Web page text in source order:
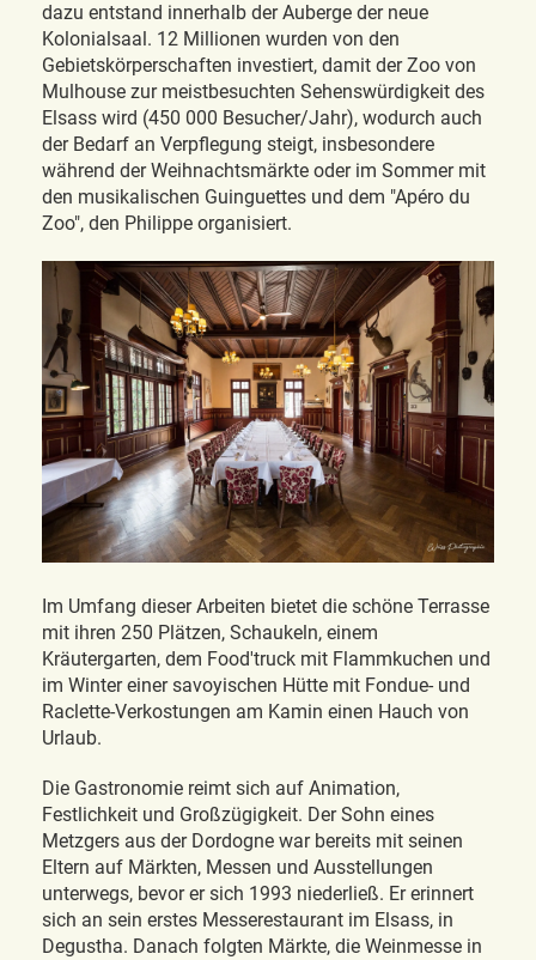
dazu entstand innerhalb der Auberge der neue
Kolonialsaal. 12 Millionen wurden von den
Gebietskörperschaften investiert, damit der Zoo von
Mulhouse zur meistbesuchten Sehenswürdigkeit des
Elsass wird (450 000 Besucher/Jahr), wodurch auch
der Bedarf an Verpflegung steigt, insbesondere
während der Weihnachtsmärkte oder im Sommer mit
den musikalischen Guinguettes und dem "Apéro du
Zoo", den Philippe organisiert.
Im Umfang dieser Arbeiten bietet die schöne Terrasse
mit ihren 250 Plätzen, Schaukeln, einem
Kräutergarten, dem Food'truck mit Flammkuchen und
im Winter einer savoyischen Hütte mit Fondue- und
Raclette-Verkostungen am Kamin einen Hauch von
Urlaub.
Die Gastronomie reimt sich auf Animation,
Festlichkeit und Großzügigkeit. Der Sohn eines
Metzgers aus der Dordogne war bereits mit seinen
Eltern auf Märkten, Messen und Ausstellungen
unterwegs, bevor er sich 1993 niederließ. Er erinnert
sich an sein erstes Messerestaurant im Elsass, in
Degustha. Danach folgten Märkte, die Weinmesse in